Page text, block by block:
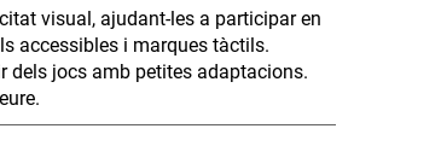
visual, ajudant-les a participar en
accessibles i marques tàctils.
dels jocs amb petites adaptacions.